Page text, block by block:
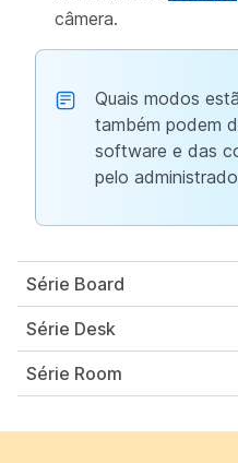
câmera.
Quais modos
também podem
software e das
pelo
Série Board
Série Desk
Série Room